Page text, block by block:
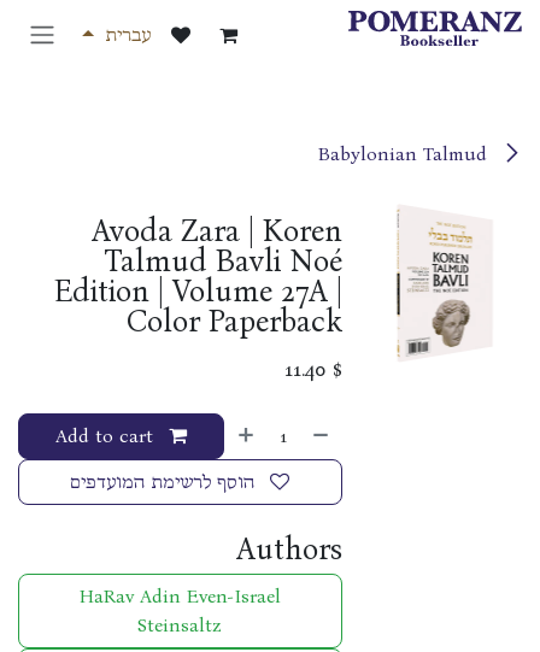
דלג לתוכן
עברית
Avoda Zara | Koren
Talmud Bavli Noé
Edition | Volume 27A |
Color Paperback
$
11.40
הוסף לרשימת המועדפים
Authors
HaRav Adin Even-Israel
Steinsaltz